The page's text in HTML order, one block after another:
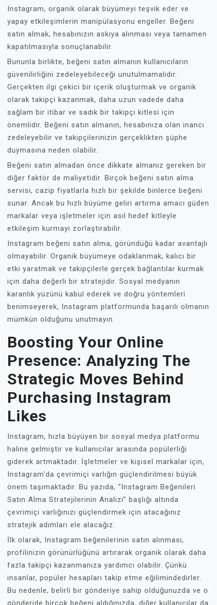
Instagram, organik olarak büyümeyi teşvik eder ve
yapay etkileşimlerin manipülasyonu engeller. Beğeni
satın almak, hesabınızın askıya alınması veya tamamen
kapatılmasıyla sonuçlanabilir.
Bununla birlikte, beğeni satın almanın kullanıcıların
güvenilirliğini zedeleyebileceği unutulmamalıdır.
Gerçekten ilgi çekici bir içerik oluşturmak ve organik
olarak takipçi kazanmak, daha uzun vadede daha
sağlam bir itibar ve sadık bir takipçi kitlesi için
önemlidir. Beğeni satın almanın, hesabınıza olan inancı
zedeleyebilir ve takipçilerinizin gerçeklikten şüphe
duymasına neden olabilir.
Beğeni satın almadan önce dikkate almanız gereken bir
diğer faktör de maliyetidir. Birçok beğeni satın alma
servisi, cazip fiyatlarla hızlı bir şekilde binlerce beğeni
sunar. Ancak bu hızlı büyüme geliri artırma amacı güden
markalar veya işletmeler için asıl hedef kitleyle
etkileşim kurmayı zorlaştırabilir.
Instagram beğeni satın alma, göründüğü kadar avantajlı
olmayabilir. Organik büyümeye odaklanmak, kalıcı bir
etki yaratmak ve takipçilerle gerçek bağlantılar kurmak
için daha değerli bir stratejidir. Sosyal medyanın
karanlık yüzünü kabul ederek ve doğru yöntemleri
benimseyerek, Instagram platformunda başarılı olmanın
mümkün olduğunu unutmayın.
Boosting Your Online
Presence: Analyzing The
Strategic Moves Behind
Purchasing Instagram
Likes
Instagram, hızla büyüyen bir sosyal medya platformu
haline gelmiştir ve kullanıcılar arasında popülerliği
giderek artmaktadır. İşletmeler ve kişisel markalar için,
Instagram'da çevrimiçi varlığın güçlendirilmesi büyük
önem taşımaktadır. Bu yazıda, “Instagram Beğenileri
Satın Alma Stratejilerinin Analizi” başlığı altında
çevrimiçi varlığınızı güçlendirmek için atacağınız
stratejik adımları ele alacağız.
İlk olarak, Instagram beğenilerinin satın alınması,
profilinizin görünürlüğünü artırarak organik olarak daha
fazla takipçi kazanmanıza yardımcı olabilir. Çünkü
insanlar, popüler hesapları takip etme eğilimindedirler.
Bu nedenle, belirli bir gönderiye sahip olduğunuzda ve o
gönderide birçok beğeni aldığınızda, diğer kullanıcılar da